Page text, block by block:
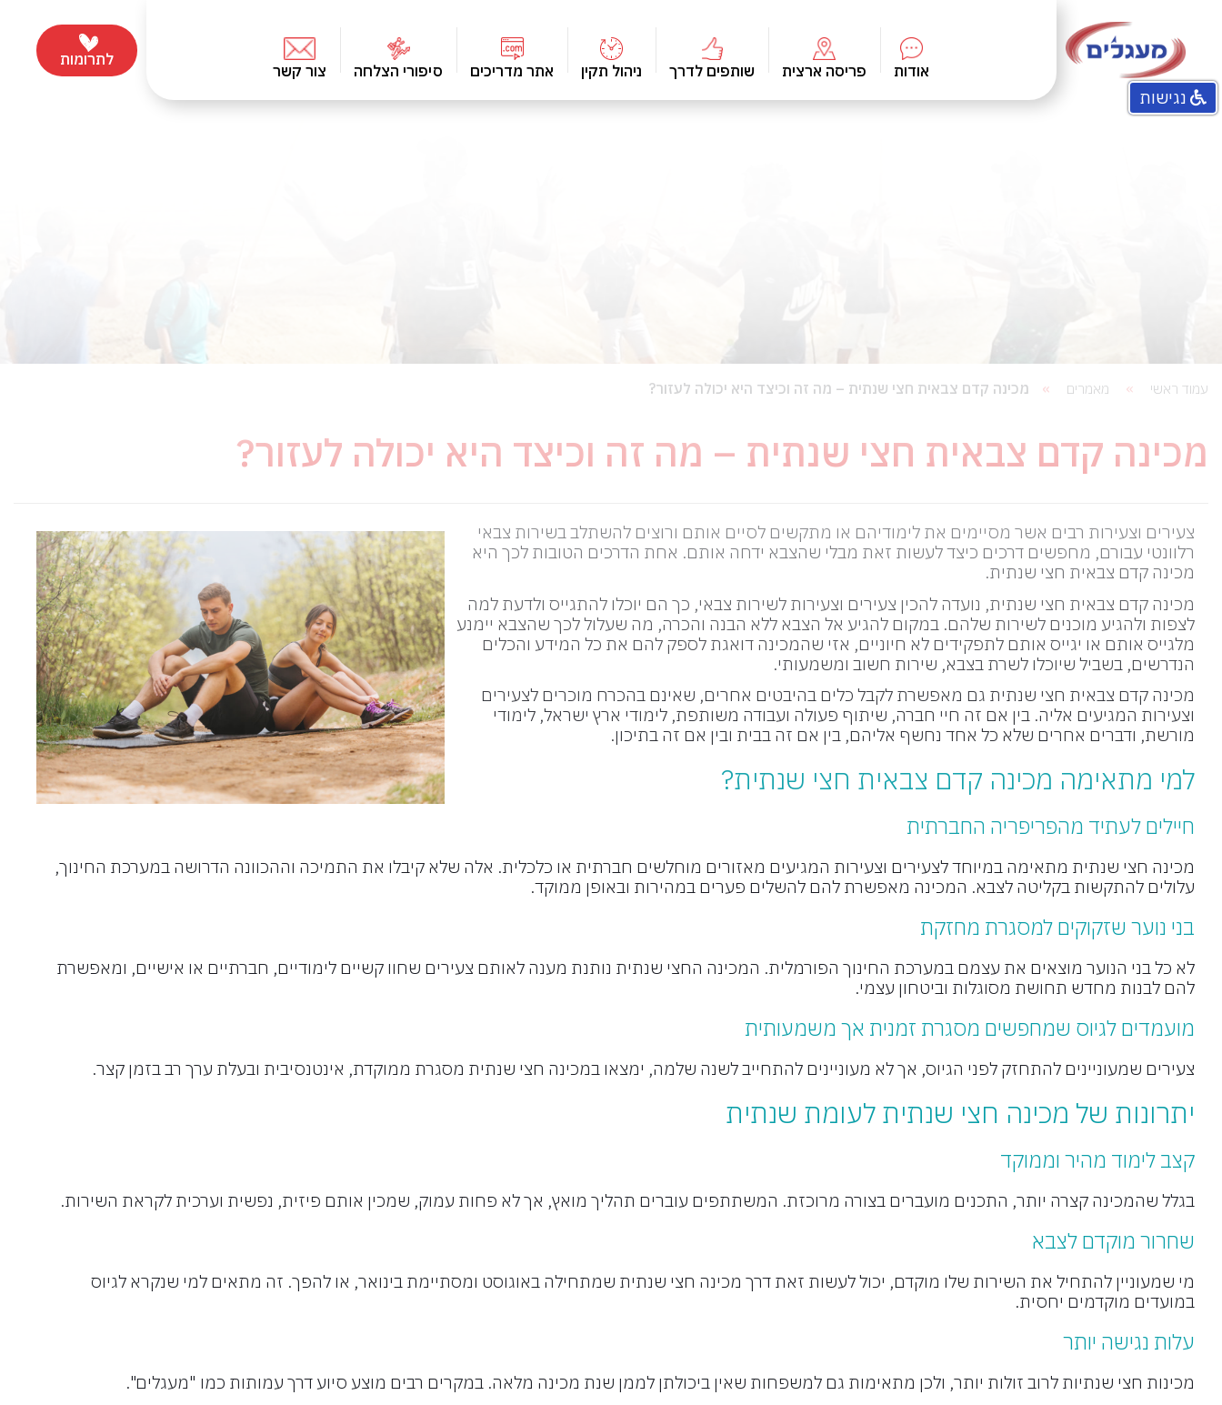
אודות פריסה ארצית שותפים לדרך ניהול תקין אתר מדריכים סיפורי הצלחה צור קשר
לתרומות
עמוד ראשי מאמרים מכינה קדם צבאית חצי שנתית – מה זה וכיצד היא יכולה לעזור?
מכינה קדם צבאית חצי שנתית – מה זה וכיצד היא יכולה לעזור?
צעירים וצעירות רבים אשר מסיימים את לימודיהם או מתקשים לסיים אותם ורוצים להשתלב בשירות צבאי
רלוונטי עבורם, מחפשים דרכים כיצד לעשות זאת מבלי שהצבא ידחה אותם. אחת הדרכים הטובות לכך היא
מכינה קדם צבאית חצי שנתית.
מכינה קדם צבאית חצי שנתית, נועדה להכין צעירים וצעירות לשירות צבאי, כך הם יוכלו להתגייס ולדעת למה
לצפות ולהגיע מוכנים לשירות שלהם. במקום להגיע אל הצבא ללא הבנה והכרה, מה שעלול לכך שהצבא יימנע
מלגייס אותם או יגייס אותם לתפקידים לא חיוניים, אזי שהמכינה דואגת לספק להם את כל המידע והכלים
הנדרשים, בשביל שיוכלו לשרת בצבא, שירות חשוב ומשמעותי.
מכינה קדם צבאית חצי שנתית גם מאפשרת לקבל כלים בהיבטים אחרים, שאינם בהכרח מוכרים לצעירים
וצעירות המגיעים אליה. בין אם זה חיי חברה, שיתוף פעולה ועבודה משותפת, לימודי ארץ ישראל, לימודי
מורשת, ודברים אחרים שלא כל אחד נחשף אליהם, בין אם זה בבית ובין אם זה בתיכון.
למי מתאימה מכינה קדם צבאית חצי שנתית?
חיילים לעתיד מהפריפריה החברתית
מכינה חצי שנתית מתאימה במיוחד לצעירים וצעירות המגיעים מאזורים מוחלשים חברתית או כלכלית. אלה שלא קיבלו את התמיכה וההכוונה הדרושה במערכת החינוך,
עלולים להתקשות בקליטה לצבא. המכינה מאפשרת להם להשלים פערים במהירות ובאופן ממוקד.
בני נוער שזקוקים למסגרת מחזקת
לא כל בני הנוער מוצאים את עצמם במערכת החינוך הפורמלית. המכינה החצי שנתית נותנת מענה לאותם צעירים שחוו קשיים לימודיים, חברתיים או אישיים, ומאפשרת
להם לבנות מחדש תחושת מסוגלות וביטחון עצמי.
מועמדים לגיוס שמחפשים מסגרת זמנית אך משמעותית
צעירים שמעוניינים להתחזק לפני הגיוס, אך לא מעוניינים להתחייב לשנה שלמה, ימצאו במכינה חצי שנתית מסגרת ממוקדת, אינטנסיבית ובעלת ערך רב בזמן קצר.
יתרונות של מכינה חצי שנתית לעומת שנתית
קצב לימוד מהיר וממוקד
בגלל שהמכינה קצרה יותר, התכנים מועברים בצורה מרוכזת. המשתתפים עוברים תהליך מואץ, אך לא פחות עמוק, שמכין אותם פיזית, נפשית וערכית לקראת השירות.
שחרור מוקדם לצבא
מי שמעוניין להתחיל את השירות שלו מוקדם, יכול לעשות זאת דרך מכינה חצי שנתית שמתחילה באוגוסט ומסתיימת בינואר, או להפך. זה מתאים למי שנקרא לגיוס
במועדים מוקדמים יחסית.
עלות נגישה יותר
מכינות חצי שנתיות לרוב זולות יותר, ולכן מתאימות גם למשפחות שאין ביכולתן לממן שנת מכינה מלאה. במקרים רבים מוצע סיוע דרך עמותות כמו "מעגלים".
נגישות